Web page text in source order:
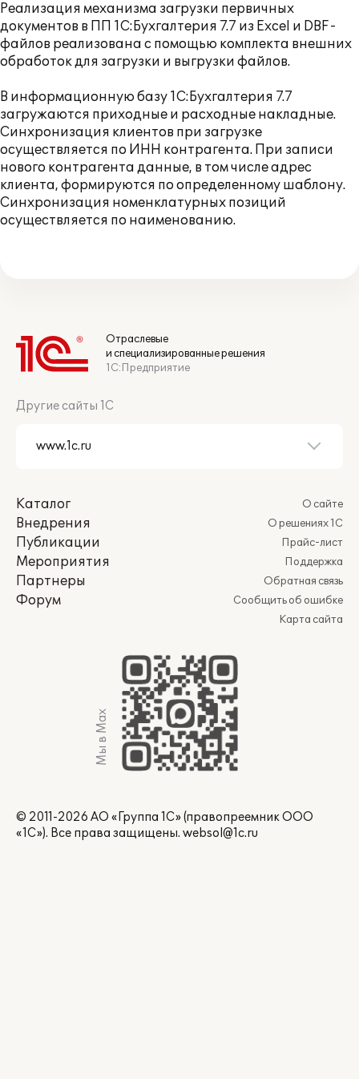
Реализация механизма загрузки первичных
документов в ПП 1С:Бухгалтерия 7.7 из Excel и DBF-
файлов реализована с помощью комплекта внешних
обработок для загрузки и выгрузки файлов.
В информационную базу 1С:Бухгалтерия 7.7
загружаются приходные и расходные накладные.
Синхронизация клиентов при загрузке
осуществляется по ИНН контрагента. При записи
нового контрагента данные, в том числе адрес
клиента, формируются по определенному шаблону.
Синхронизация номенклатурных позиций
осуществляется по наименованию.
Отраслевые
и специализированные решения
1С:Предприятие
Другие сайты 1С
Каталог
Внедрения
Публикации
Мероприятия
Партнеры
Форум
О сайте
О решениях 1С
Прайс-лист
Поддержка
Обратная связь
Сообщить об ошибке
Карта сайта
Мы в Max
© 2011-2026 АО «Группа 1С» (правопреемник ООО
«1С»). Все права защищены. websol@1c.ru